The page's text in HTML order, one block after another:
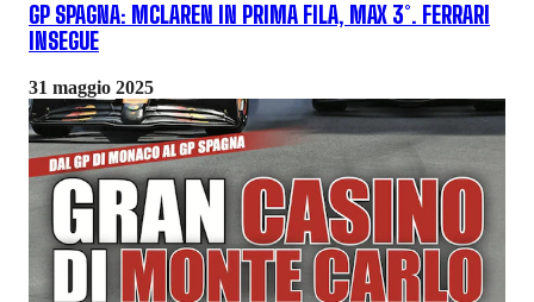
GP SPAGNA: MCLAREN IN PRIMA FILA, MAX 3°. FERRARI
INSEGUE
31 maggio 2025